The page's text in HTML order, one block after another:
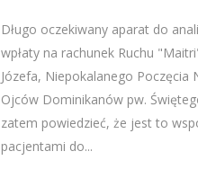
Długo oczekiwany aparat do
wpłaty na rachunek Ruchu
Józefa, Niepokalanego Poczęcia
Ojców Dominikanów pw.
zatem powiedzieć, że jest to
pacjentami do...